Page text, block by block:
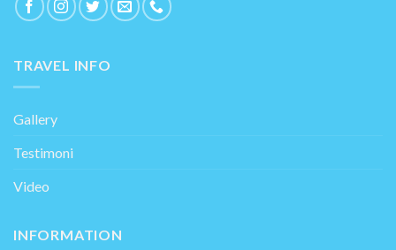
TRAVEL INFO
Gallery
Testimoni
Video
INFORMATION